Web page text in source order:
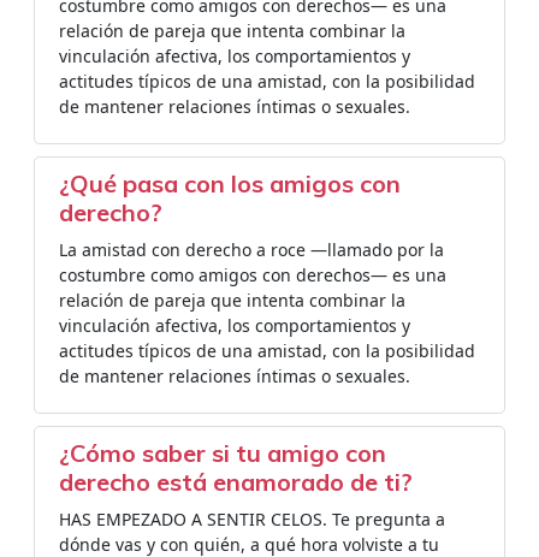
costumbre como amigos con derechos— es una
relación de pareja que intenta combinar la
vinculación afectiva, los comportamientos y
actitudes típicos de una amistad, con la posibilidad
de mantener relaciones íntimas o sexuales.
¿Qué pasa con los amigos con
derecho?
La amistad con derecho a roce —llamado por la
costumbre como amigos con derechos— es una
relación de pareja que intenta combinar la
vinculación afectiva, los comportamientos y
actitudes típicos de una amistad, con la posibilidad
de mantener relaciones íntimas o sexuales.
¿Cómo saber si tu amigo con
derecho está enamorado de ti?
HAS EMPEZADO A SENTIR CELOS. Te pregunta a
dónde vas y con quién, a qué hora volviste a tu